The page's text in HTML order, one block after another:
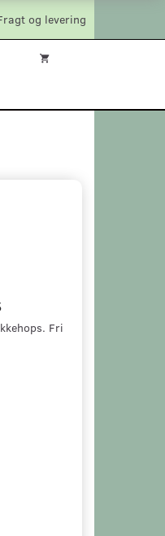
og levering
Fri